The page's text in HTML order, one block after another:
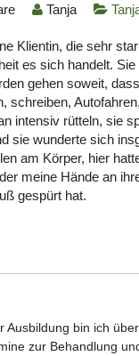
Tanja
Klientin, die sehr
es sich handelt.
gehen soweit,
schreiben,
intensiv rütteln, sie
sie wunderte sich
am Körper, hier
meine Hände an
gespürt hat.
Ausbildung bin ich
zur Behandlung